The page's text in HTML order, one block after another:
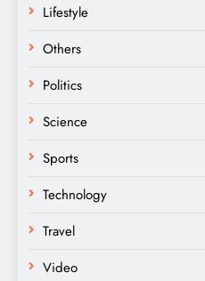
Lifestyle
Others
Politics
Science
Sports
Technology
Travel
Video